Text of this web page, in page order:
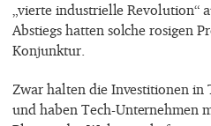
„vierte industrielle Revolution“
Abstiegs hatten solche rosigen
Konjunktur.
Zwar halten die Investitionen in
und haben Tech-Unternehmen